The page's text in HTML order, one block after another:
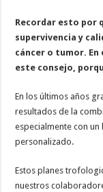
Recordar esto por
supervivencia y
cáncer o tumor.
este consejo,
En los últimos años
resultados de la
especialmente con
personalizado.
Estos planes
nuestros